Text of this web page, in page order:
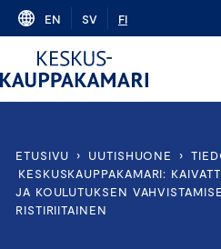
Skip
content
EN SV FI
ETUSIVU › UUTISHUONE ›
KESKUSKAUPPAKAMARI:
JA KOULUTUKSEN
RISTIRIITAINEN